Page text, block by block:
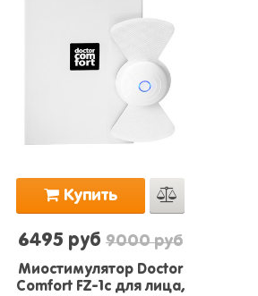
Купить
6495 руб 9000 руб
Миостимулятор Doctor
Comfort FZ-1c для лица,